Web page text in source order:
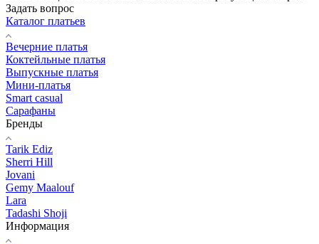
Задать вопрос
Каталог платьев
Вечерние платья
Коктейльные платья
Выпускные платья
Мини-платья
Smart casual
Сарафаны
Бренды
Tarik Ediz
Sherri Hill
Jovani
Gemy Maalouf
Lara
Tadashi Shoji
Информация